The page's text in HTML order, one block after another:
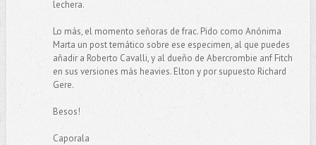
lechera.
Lo más, el momento señoras de frac. Pido como Anónima
Marta un post temático sobre ese especimen, al que puedes
añadir a Roberto Cavalli, y al dueño de Abercrombie anf Fitch
en sus versiones más heavies. Elton y por supuesto Richard
Gere.
Besos!
Caporala